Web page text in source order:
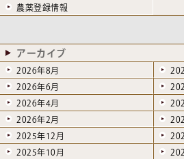
農薬登録情報
アーカイブ
2026年8月
2026年6月
2026年4月
2026年2月
2025年12月
2025年10月